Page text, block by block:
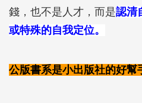
錢，也不是人才，而是認清
或特殊的自我定位。
公版書系是小出版社的好幫